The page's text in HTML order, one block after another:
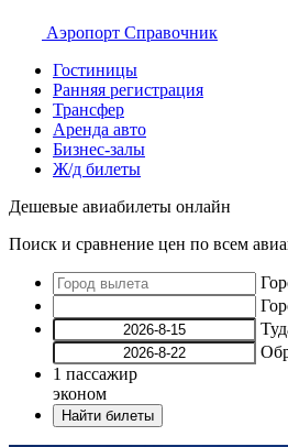
Аэропорт Справочник
Гостиницы
Ранняя регистрация
Трансфер
Аренда авто
Бизнес-залы
Ж/д билеты
Дешевые авиабилеты онлайн
Поиск и сравнение цен по всем
1 пассажир
эконом
Найти билеты